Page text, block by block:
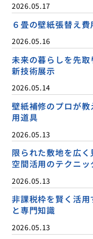
2026.05.17
６畳の壁紙張替え
2026.05.16
未来の暮らしを先
新技術展示
2026.05.14
壁紙補修のプロが
用道具
2026.05.13
限られた敷地を広
空間活用のテクニッ
2026.05.13
非課税枠を賢く活
と専門知識
2026.05.13